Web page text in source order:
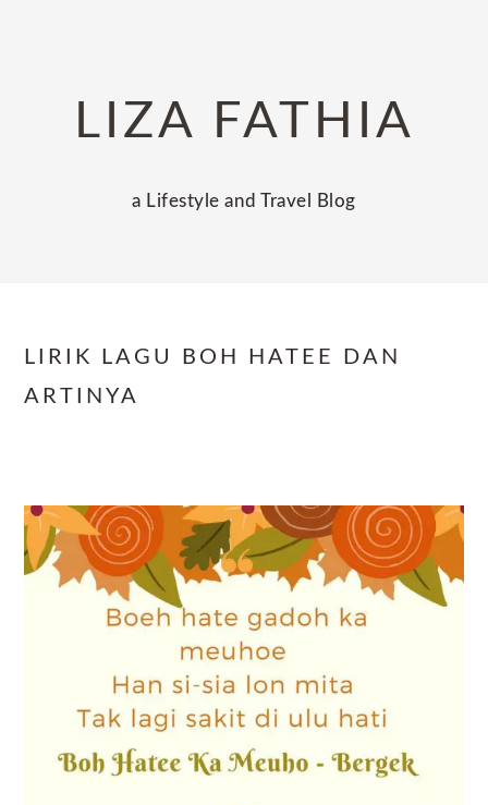
navigationLIZA FATHIA
a Lifestyle and Travel Blog
LIRIK LAGU BOH HATEE DAN
ARTINYA